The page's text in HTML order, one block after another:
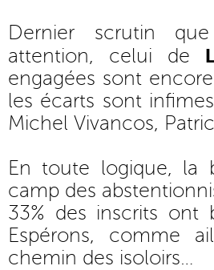
Dernier scrutin
attention, celui de
engagées sont
les écarts sont
Michel Vivancos,
En toute logique, la
camp des
33% des inscrits ont
Espérons, comme
chemin des isoloirs…